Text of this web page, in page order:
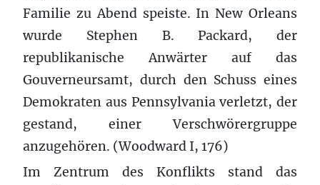
Familie zu Abend speiste. In New Orleans
wurde Stephen B. Packard, der
republikanische Anwärter auf das
Gouverneursamt, durch den Schuss eines
Demokraten aus Pennsylvania verletzt, der
gestand, einer Verschwörergruppe
anzugehören. (Woodward I, 176)
Im Zentrum des Konflikts stand das